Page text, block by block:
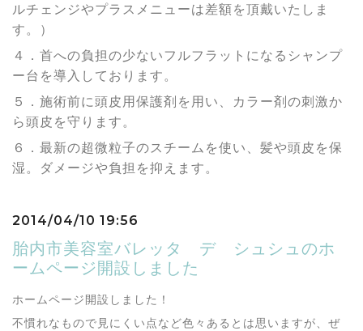
ルチェンジやプラスメニューは差額を頂戴いたしま
す。）
４．首への負担の少ないフルフラットになるシャンプ
ー台を導入しております。
５．施術前に頭皮用保護剤を用い、カラー剤の刺激か
ら頭皮を守ります。
６．最新の超微粒子のスチームを使い、髪や頭皮を保
湿。ダメージや負担を抑えます。
2014/04/10 19:56
胎内市美容室バレッタ デ シュシュのホ
ームページ開設しました
ホームページ開設しました！
不慣れなもので見にくい点など色々あるとは思いますが、ぜ